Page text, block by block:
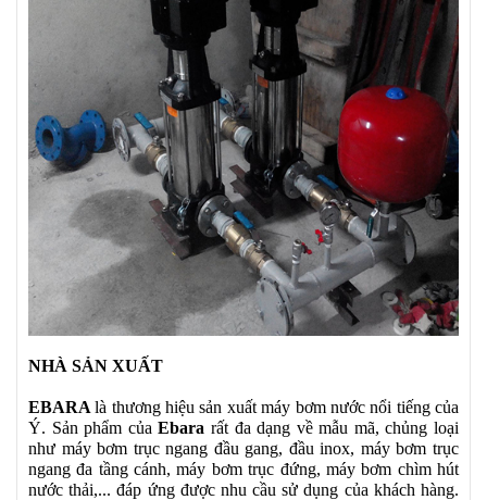
NHÀ SẢN XUẤT
EBARAlà thương hiệu sản xuất máy bơm nước nổi tiếng của
Ý. Sản phẩm củaEbara rất đa dạng về mẫu mã, chủng loại
như máy bơm trục ngang đầu gang, đầu inox, máy bơm trục
ngang đa tầng cánh, máy bơm trục đứng, máy bơm chìm hút
nước thải,... đáp ứng được nhu cầu sử dụng của khách hàng.